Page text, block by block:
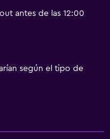
antes de las 12:00
según el tipo de